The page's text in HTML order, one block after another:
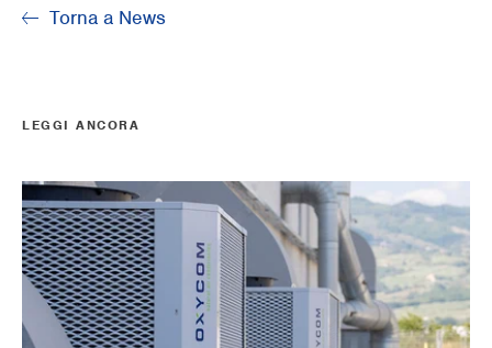
Torna a News
LEGGI ANCORA